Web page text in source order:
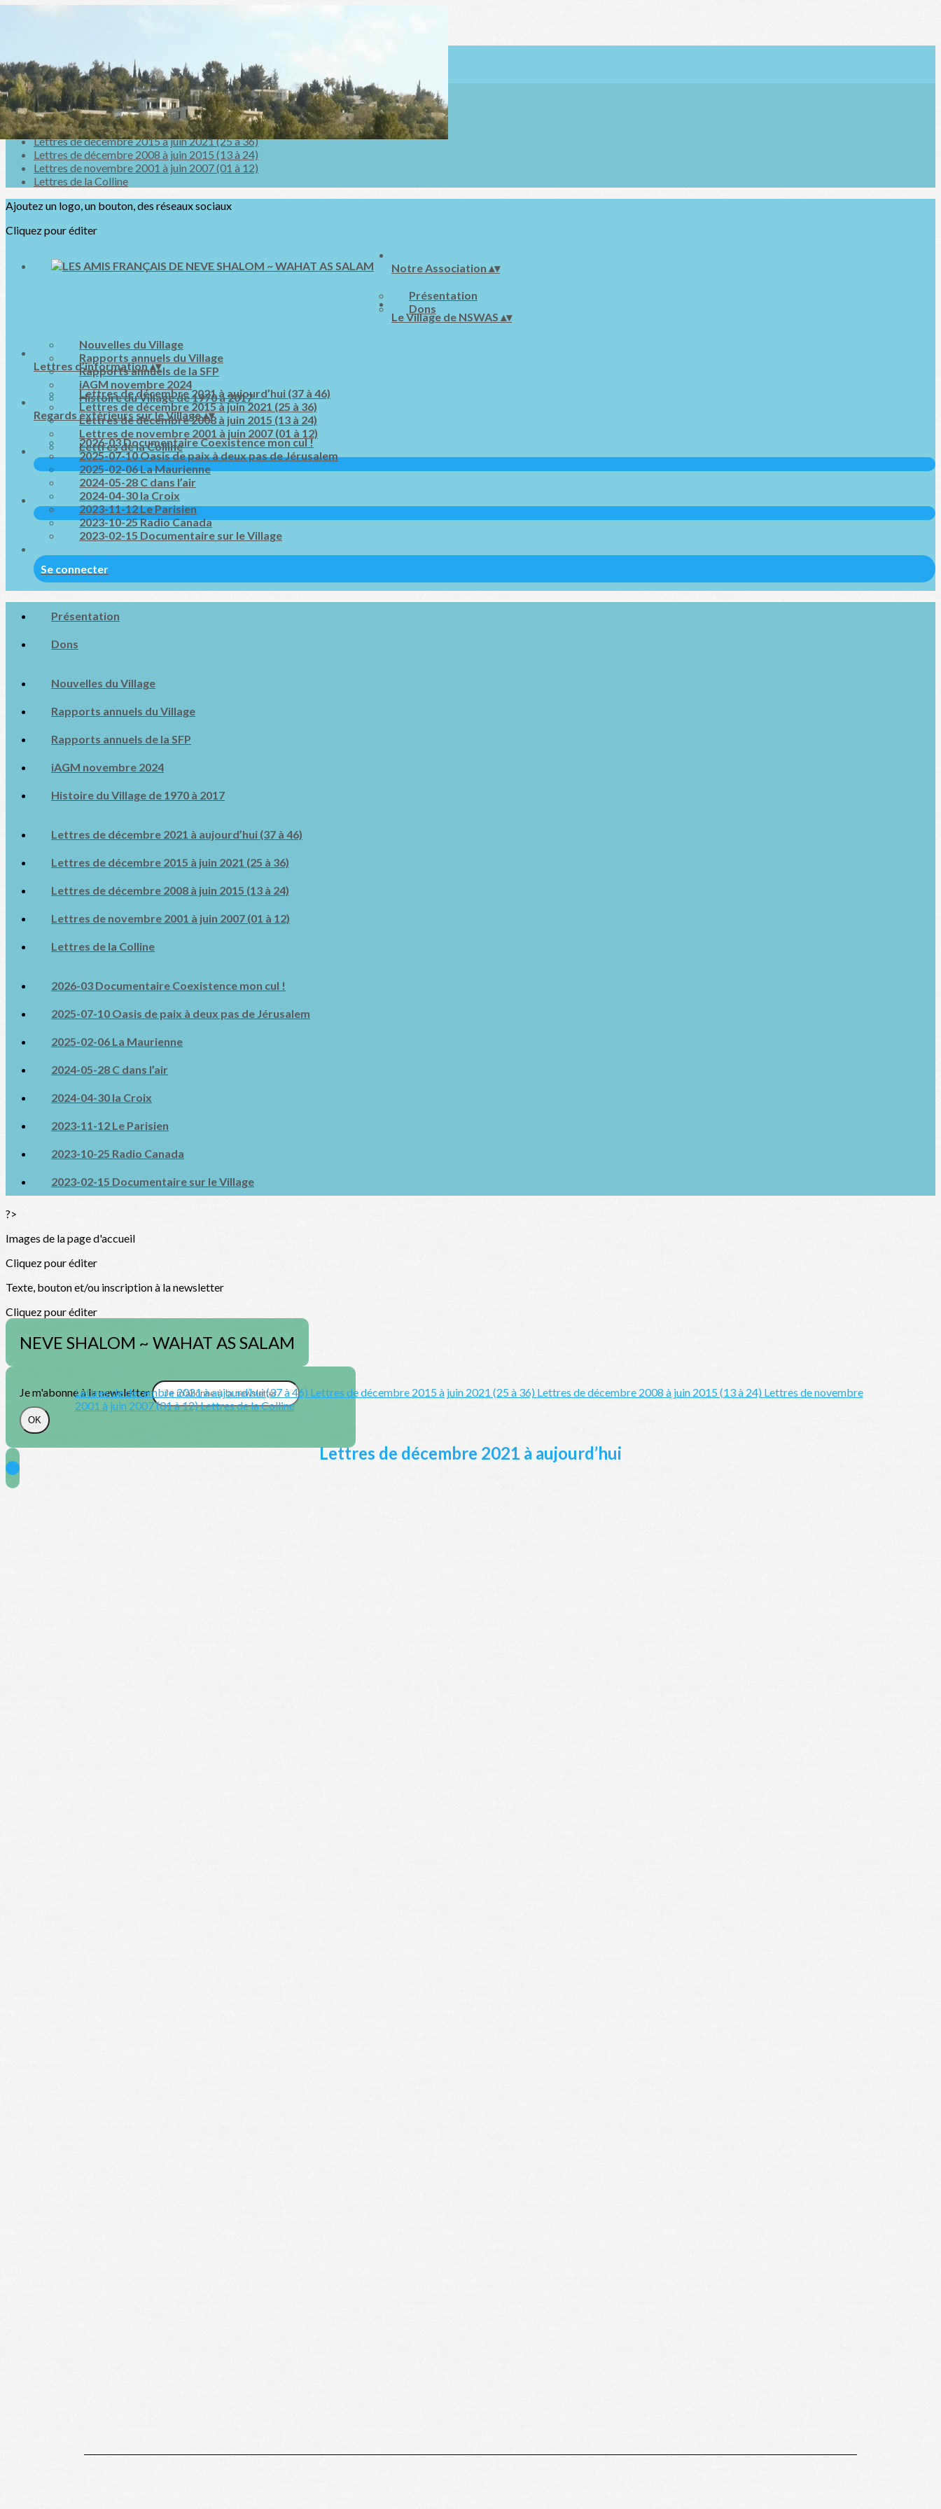
Menu
<
>
Lettres de décembre 2021 à aujourd’hui (37 à 46)
Lettres de décembre 2015 à juin 2021 (25 à 36)
Lettres de décembre 2008 à juin 2015 (13 à 24)
Lettres de novembre 2001 à juin 2007 (01 à 12)
Lettres de la Colline
Ajoutez un logo, un bouton, des réseaux sociaux
Cliquez pour éditer
Notre Association ▴▾
Présentation
Dons
Le Village de NSWAS ▴▾
Nouvelles du Village
Rapports annuels du Village
Rapports annuels de la SFP
iAGM novembre 2024
Histoire du Village de 1970 à 2017
Lettres d’information▴▾
Lettres de décembre 2021 à aujourd’hui (37 à 46)
Lettres de décembre 2015 à juin 2021 (25 à 36)
Lettres de décembre 2008 à juin 2015 (13 à 24)
Lettres de novembre 2001 à juin 2007 (01 à 12)
Lettres de la Colline
Regards extérieurs sur le Village▴▾
2026-03 Documentaire Coexistence mon cul !
2025-07-10 Oasis de paix à deux pas de Jérusalem
2025-02-06 La Maurienne
2024-05-28 C dans l’air
2024-04-30 la Croix
2023-11-12 Le Parisien
2023-10-25 Radio Canada
2023-02-15 Documentaire sur le Village
Se connecter
Présentation
Dons
Nouvelles du Village
Rapports annuels du Village
Rapports annuels de la SFP
iAGM novembre 2024
Histoire du Village de 1970 à 2017
Lettres de décembre 2021 à aujourd’hui (37 à 46)
Lettres de décembre 2015 à juin 2021 (25 à 36)
Lettres de décembre 2008 à juin 2015 (13 à 24)
Lettres de novembre 2001 à juin 2007 (01 à 12)
Lettres de la Colline
2026-03 Documentaire Coexistence mon cul !
2025-07-10 Oasis de paix à deux pas de Jérusalem
2025-02-06 La Maurienne
2024-05-28 C dans l’air
2024-04-30 la Croix
2023-11-12 Le Parisien
2023-10-25 Radio Canada
2023-02-15 Documentaire sur le Village
?>
Images de la page d'accueil
Cliquez pour éditer
Texte, bouton et/ou inscription à la newsletter
Cliquez pour éditer
NEVE SHALOM ~ WAHAT AS SALAM
Je m'abonne à la newsletter
OK
Lettres de décembre 2021 à aujourd’hui (37 à 46) Lettres de décembre 2015 à juin 2021 (25 à 36) Lettres de décembre 2008 à juin 2015 (13 à 24) Lettres de novembre
2001 à juin 2007 (01 à 12)Lettres de la Colline
Lettres de décembre 2021 à aujourd’hui